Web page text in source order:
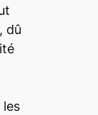
dû